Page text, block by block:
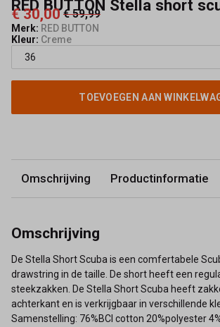
RED BUTTON Stella short
€ 30,00 € 59,99
Merk: RED BUTTON
Kleur: Creme
TOEVOEGEN AAN
Omschrijving Productinformatie
Omschrijving
De Stella Short Scuba is een comfertabele
drawstring in de taille. De short heeft een
steekzakken. De Stella Short Scuba heeft
achterkant en is verkrijgbaar in verschillende
Samenstelling: 76%BCI cotton 20%polyester